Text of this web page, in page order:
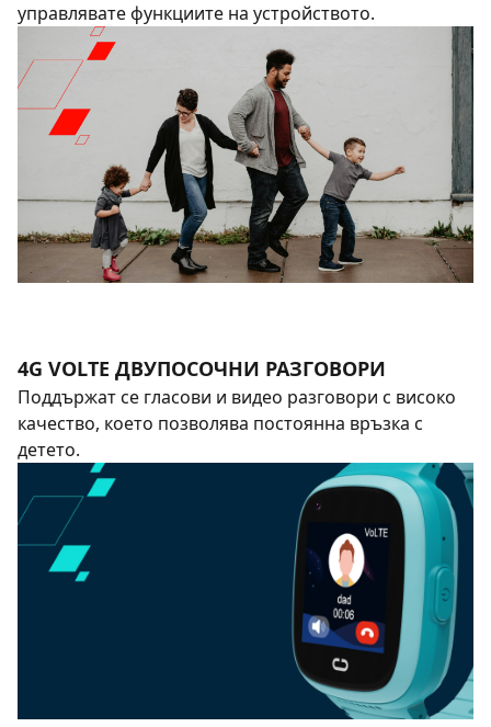
управлявате функциите на устройството.
4G VOLTE ДВУПОСОЧНИ РАЗГОВОРИ
Поддържат се гласови и видео разговори с високо
качество, което позволява постоянна връзка с
детето.